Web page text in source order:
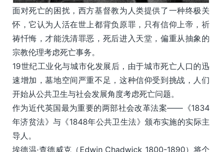
面对死亡的困扰，西方基督教为人类提供了一种终极关
怀，它认为人活在世上都背负原罪，只有信仰上帝，祈
祷忏悔，才能洗清罪恶，死后进入天堂，偏重从抽象的
宗教伦理考虑死亡事务。
19世纪工业化与城市化发展后，由于城市死亡人口的迅
速增加，墓地空间严重不足，这种信仰受到挑战，人们
开始从公共卫生与社会发展角度考虑死亡问题。
作为近代英国最为重要的两部社会改革法案——《1834
年济贫法》与《1848年公共卫生法》颁布实施的实际主
导人。
埃德温·查德威克（Edwin Chadwick 1800-1890）将个